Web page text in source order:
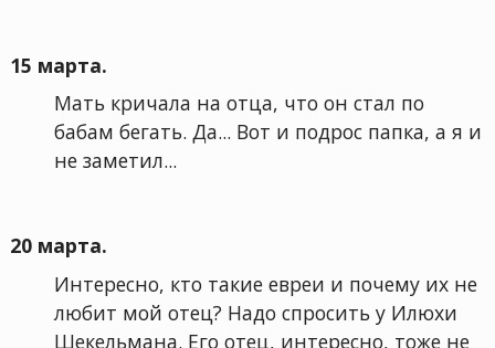
15 марта.
Мать кричала на отца, что он стал по
бабам бегать. Да... Вот и подрос папка, а я и
не заметил...
20 марта.
Интересно, кто такие евреи и почему их не
любит мой отец? Надо спросить у Илюхи
Шекельмана. Его отец, интересно, тоже не